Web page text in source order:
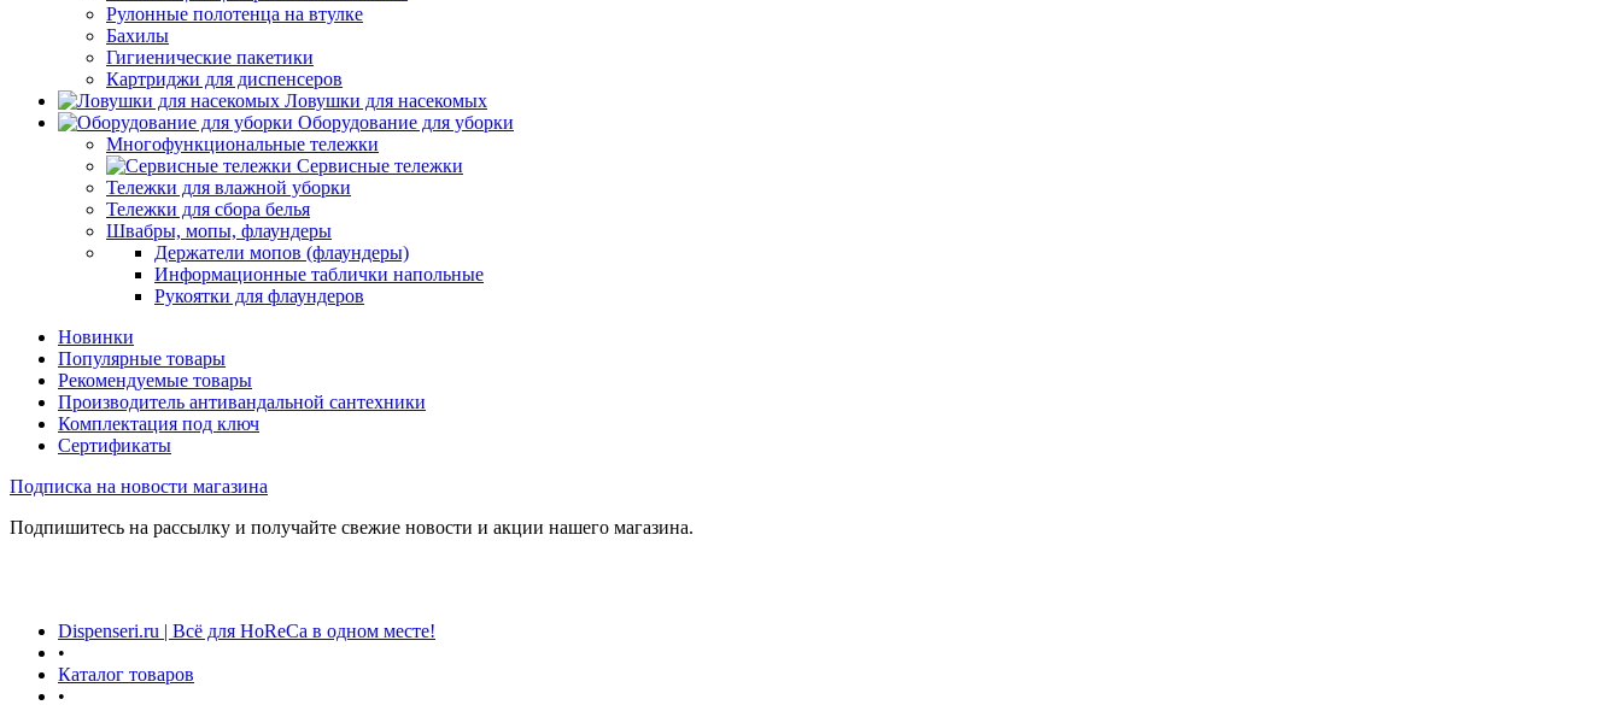
Рулонные полотенца на втулке
Бахилы
Гигиенические пакетики
Картриджи для диспенсеров
Ловушки для насекомых
Оборудование для уборки
Многофункциональные тележки
Сервисные тележки
Тележки для влажной уборки
Тележки для сбора белья
Швабры, мопы, флаундеры
Держатели мопов (флаундеры)
Информационные таблички напольные
Рукоятки для флаундеров
Новинки
Популярные товары
Рекомендуемые товары
Производитель антивандальной сантехники
Комплектация под ключ
Сертификаты
Подписка на новости магазина
Подпишитесь на рассылку и получайте свежие новости и акции нашего магазина.
Dispenseri.ru | Всё для HoReCa в одном месте!
•
Каталог товаров
•